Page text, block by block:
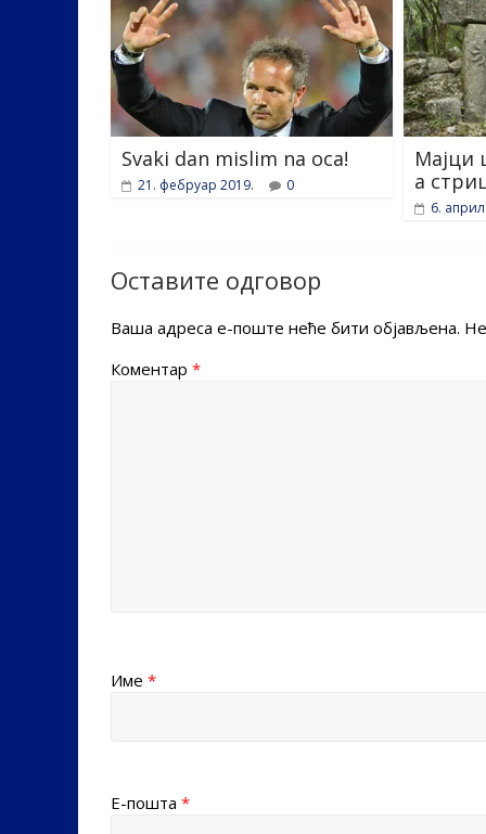
Svaki dan mislim na oca!
21. фебруар 2019. 0
Мајци
а
6.
Оставите одговор
Ваша адреса е-поште неће бити објављена.
Коментар *
Име *
Е-пошта *